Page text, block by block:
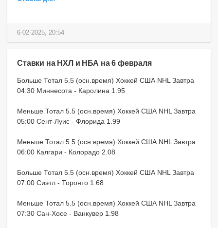
6-02-2025, 20:54
Ставки на НХЛ и НБА на 6 февраля
Больше Тотал 5.5 (осн.время) Хоккей США NHL Завтра
04:30 Миннесота - Каролина 1.95
Меньше Тотал 5.5 (осн.время) Хоккей США NHL Завтра
05:00 Сент-Луис - Флорида 1.99
Меньше Тотал 5.5 (осн.время) Хоккей США NHL Завтра
06:00 Калгари - Колорадо 2.08
Больше Тотал 5.5 (осн.время) Хоккей США NHL Завтра
07:00 Сиэтл - Торонто 1.68
Меньше Тотал 5.5 (осн.время) Хоккей США NHL Завтра
07:30 Сан-Хосе - Ванкувер 1.98